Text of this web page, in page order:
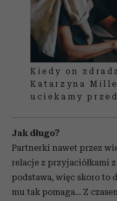
Kiedy on
Katarzyna
uciekamy
Jak długo?
Partnerki nawet przez
relacje z przyjaciółkami
podstawa, więc skoro to
mu tak pomaga… Z